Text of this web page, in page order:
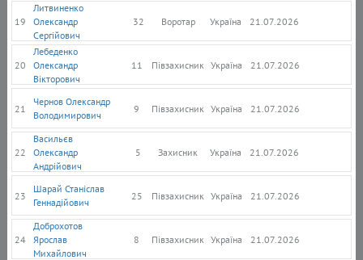
19
Литвиненко
Олександр
Сергійович
32 Воротар Україна 21.07.2026
20
Лебеденко
Олександр
Вікторович
11 Півзахисник Україна 21.07.2026
21
Чернов Олександр
Володимирович
9 Півзахисник Україна 21.07.2026
22
Васильєв
Олександр
Андрійович
5 Захисник Україна 21.07.2026
23
Шарай Станіслав
Геннадійович
25 Півзахисник Україна 21.07.2026
24
Доброхотов
Ярослав
Михайлович
8 Півзахисник Україна 21.07.2026